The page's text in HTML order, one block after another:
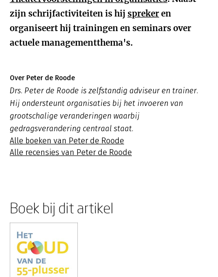
zijn schrijfactiviteiten is hij sprekeren
organiseert hij trainingen en seminars over
actuele managementthema's.
Over Peter de Roode
Drs. Peter de Roode is zelfstandig adviseur en trainer.
Hij ondersteunt organisaties bij het invoeren van
grootschalige veranderingen waarbij
gedragsverandering centraal staat.
Alle boeken van Peter de Roode
Alle recensies van Peter de Roode
Boek bij dit artikel